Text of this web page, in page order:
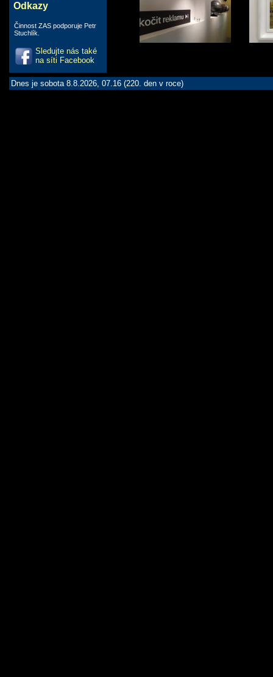
Odkazy
Činnost ZAS podporuje Petr
Stuchlík.
Sledujte nás také
na síti Facebook
Dnes je sobota 8.8.2026, 07.16 (220. den v roce)